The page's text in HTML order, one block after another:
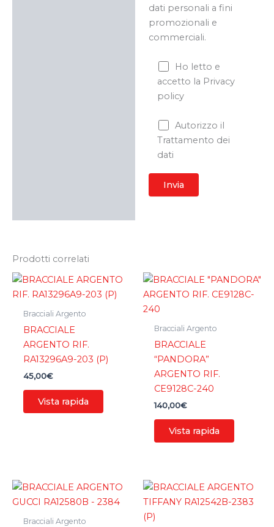
dati personali a fini
promozionali e
commerciali.
Ho letto e
accetto la Privacy
policy
Autorizzo il
Trattamento dei
dati
Prodotti correlati
Bracciali Argento
BRACCIALE
ARGENTO RIF.
RA13296A9-203 (P)
45,00€
Vista rapida
Bracciali Argento
BRACCIALE
“PANDORA”
ARGENTO RIF.
CE9128C-240
140,00€
Vista rapida
Bracciali Argento